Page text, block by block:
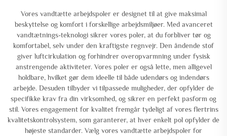
Vores vandtætte arbejdspoler er designet til at give maksimal
beskyttelse og komfort i forskellige arbejdsmiljøer. Med avanceret
vandtætnings-teknologi sikrer vores poler, at du forbliver tør og
komfortabel, selv under den kraftigste regnvejr. Den åndende stof
giver luftcirkulation og forhindrer overopvarmning under fysisk
anstrengende aktiviteter. Vores poler er også lette, men alligevel
holdbare, hvilket gør dem ideelle til både udendørs og indendørs
arbejde. Desuden tilbyder vi tilpassede muligheder, der opfylder de
specifikke krav fra din virksomhed, og sikrer en perfekt pasform og
stil. Vores engagement for kvalitet fremgår tydeligt af vores flertrins
kvalitetskontrolsystem, som garanterer, at hver enkelt pol opfylder de
højeste standarder. Vælg vores vandtætte arbejdspoler for